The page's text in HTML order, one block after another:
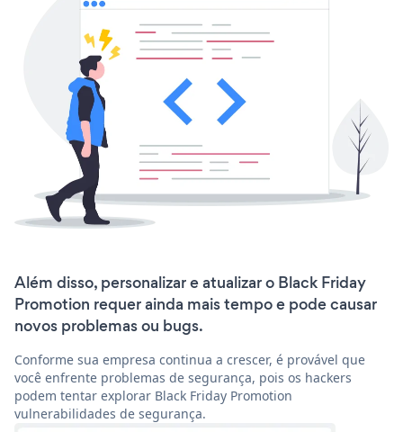
Além disso, personalizar e atualizar o Black Friday
Promotion requer ainda mais tempo e pode causar
novos problemas ou bugs.
Conforme sua empresa continua a crescer, é provável que
você enfrente problemas de segurança, pois os hackers
podem tentar explorar Black Friday Promotion
vulnerabilidades de segurança.